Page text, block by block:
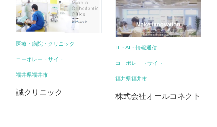
医療・病院・クリニック
コーポレートサイト
福井県福井市
誠クリニック
IT・AI・情報通信
コーポレートサイト
福井県福井市
株式会社オールコネクト